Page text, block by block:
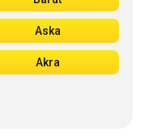
Aska
Akra